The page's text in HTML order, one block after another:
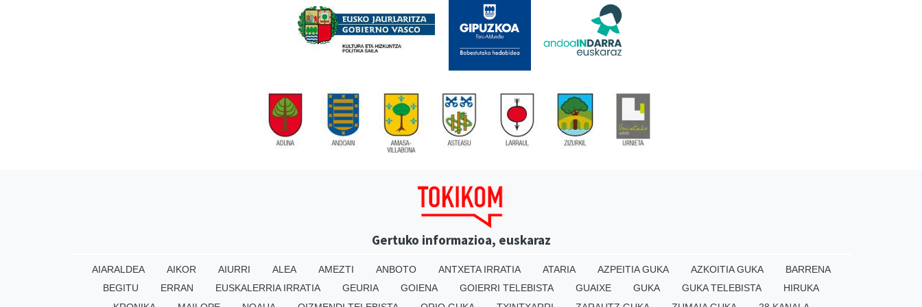
Gertuko informazioa, euskaraz
AIARALDEA AIKOR AIURRI ALEA AMEZTI ANBOTO ANTXETA IRRATIA ATARIA AZPEITIA GUKA AZKOITIA GUKA
BARRENA
BEGITU
ERRAN EUSKALERRIA IRRATIA GEURIA GOIENA GOIERRI TELEBISTA GUAIXE GUKA GUKA TELEBISTA
HIRUKA